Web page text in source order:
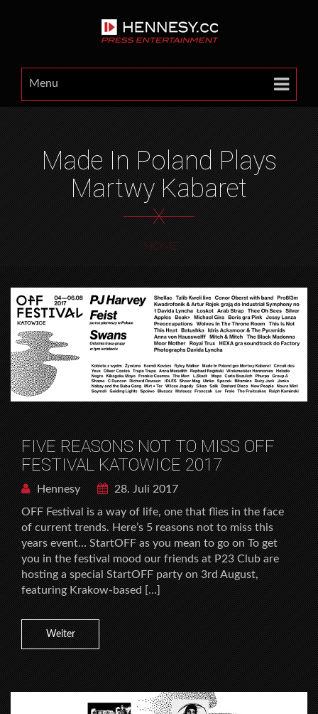
Menu
Made In Poland Plays
Martwy Kabaret
X
HOME
FIVE REASONS NOT TO MISS OFF
FESTIVAL KATOWICE 2017
Hennesy
28. Juli 2017
OFF Festival is a way of life, one that flies in the face
of current trends. Here’s 5 reasons not to miss this
years event… StartOFF as you mean to go on To get
you in the festival mood our friends at P23 Club are
hosting a special StartOFF party on 3rd August,
featuring Krakow-based […]
Weiter